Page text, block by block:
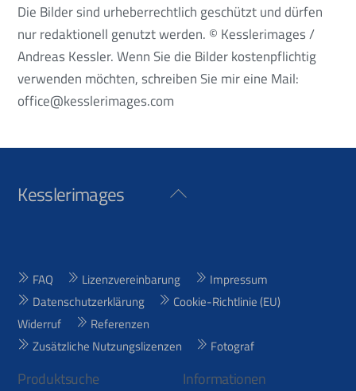
Die Bilder sind urheberrechtlich geschützt und dürfen
nur redaktionell genutzt werden. © Kesslerimages /
Andreas Kessler. Wenn Sie die Bilder kostenpflichtig
verwenden möchten, schreiben Sie mir eine Mail:
office@kesslerimages.com
Back
Kesslerimages
FAQ Lizenzvereinbarung
Impressum
Datenschutzerklärung
Cookie-Richtlinie (EU)
Widerruf
Referenzen
Zusätzliche Nutzungslizenzen
Fotograf
Produktsuche Informationen